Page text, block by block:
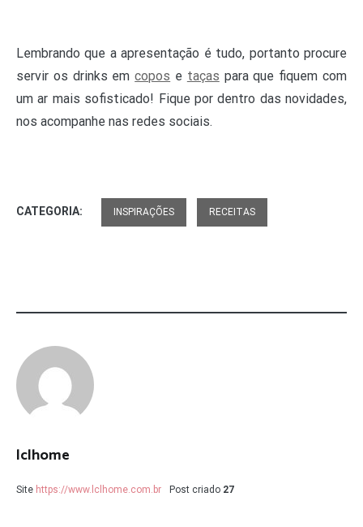
Lembrando que a apresentação é tudo, portanto procure
servir os drinks emcopos e taças para que fiquem com
um ar mais sofisticado! Fique por dentro das novidades,
nos acompanhe nas redes sociais.
CATEGORIA: INSPIRAÇÕES RECEITAS
lclhome
Site https://www.lclhome.com.br Post criado 27